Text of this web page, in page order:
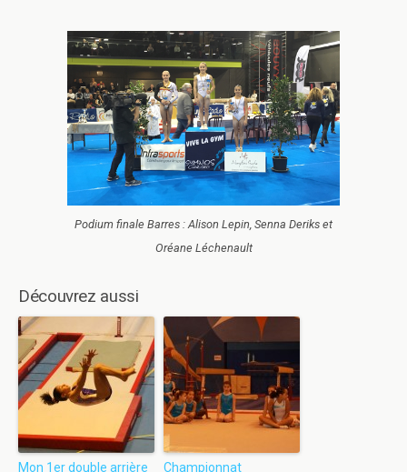
Podium finale Barres : Alison Lepin, Senna Deriks et
Oréane Léchenault
Découvrez aussi
Mon 1er double arrière
Championnat